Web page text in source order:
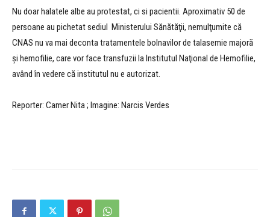
Nu doar halatele albe au protestat, ci si pacientii. Aproximativ 50 de
persoane au pichetat sediul Ministerului Sănătăţii, nemulţumite că
CNAS nu va mai deconta tratamentele bolnavilor de talasemie majoră
şi hemofilie, care vor face transfuzii la Institutul Naţional de Hemofilie,
având în vedere că institutul nu e autorizat.
Reporter: Camer Nita ; Imagine: Narcis Verdes